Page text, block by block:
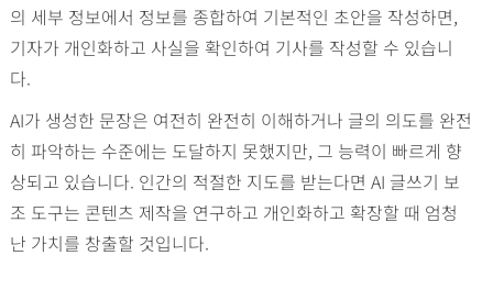
의 세부 정보에서 정보를 종합하여 기본적인 초안을 작성하면,
기자가 개인화하고 사실을 확인하여 기사를 작성할 수 있습니
다.
AI가 생성한 문장은 여전히 완전히 이해하거나 글의 의도를 완전
히 파악하는 수준에는 도달하지 못했지만, 그 능력이 빠르게 향
상되고 있습니다. 인간의 적절한 지도를 받는다면 AI 글쓰기 보
조 도구는 콘텐츠 제작을 연구하고 개인화하고 확장할 때 엄청
난 가치를 창출할 것입니다.